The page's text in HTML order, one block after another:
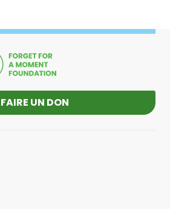
FAIRE UN DON